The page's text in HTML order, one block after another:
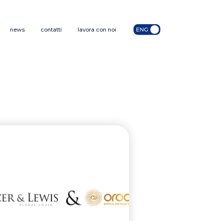
news contatti lavora con noi